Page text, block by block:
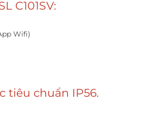
C101SV:
Wifi)
tiêu chuẩn IP56.